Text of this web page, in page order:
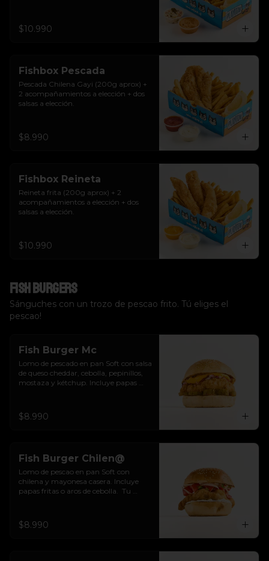
$10.990
Fishbox Pescada
Pescada Chilena Gayi (200g aprox) +
2 acompañamientos a elección + dos
salsas a elección.
$8.990
Fishbox Reineta
Reineta frita (200g aprox) + 2
acompañamientos a elección + dos
salsas a elección.
$10.990
Fish Burgers
Sánguches con un trozo de pescao frito. Tú eliges el
pescao!
Fish Burger Mc
Lomo de pescado en pan Soft con salsa
de queso cheddar, cebolla, pepinillos,
mostaza y kétchup. Incluye papas
$8.990
Fish Burger Chilen@
Lomo de pescao en pan Soft con
chilena y mayonesa casera. Incluye
papas fritas o aros de cebolla.  Tu
$8.990